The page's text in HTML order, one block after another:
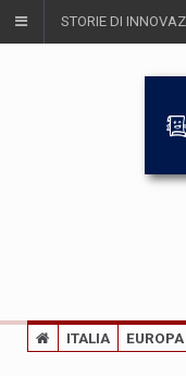
STORIE DI
ITALIA EUROPA